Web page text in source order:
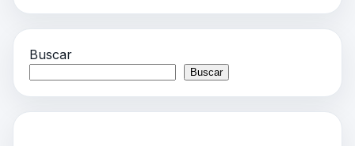
Buscar
Buscar